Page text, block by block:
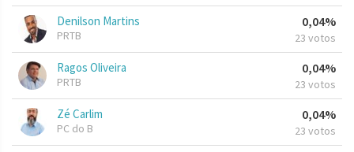
Denilson Martins
PRTB
0,04%
23 votos
Ragos Oliveira
PRTB
0,04%
23 votos
Zé Carlim
PC do B
0,04%
23 votos